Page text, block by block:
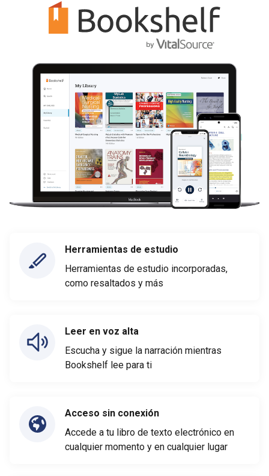
Herramientas de estudio
Herramientas de estudio incorporadas,
como resaltados y más
Leer en voz alta
Escucha y sigue la narración mientras
Bookshelf lee para ti
Acceso sin conexión
Accede a tu libro de texto electrónico en
cualquier momento y en cualquier lugar